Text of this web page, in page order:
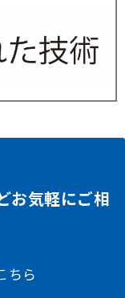
お気軽にご相
ちら